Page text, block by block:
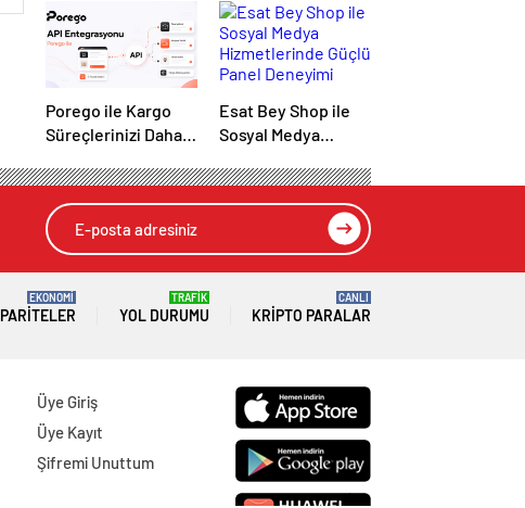
Porego ile Kargo
Süreçlerinizi Daha
Esat Bey Shop ile
Sosyal Medya
Güçlü Panel
Deneyimi
PARITELER
EKONOMİ
YOL DURUMU
TRAFİK
KRIPTO PARALAR
CANLI
Üye Giriş
Üye Kayıt
Şifremi Unuttum